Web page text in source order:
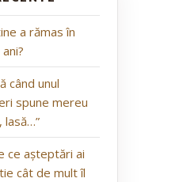
a rămas în
când unul
spune mereu
lasă…”
ce așteptări ai
cât de mult îl